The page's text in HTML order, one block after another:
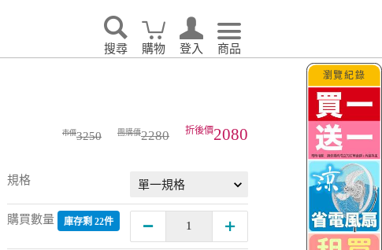
搜尋 購物 登入 商品
3250 2280 2080
規格
購買數量 庫存剩 22件
瀏覽紀錄